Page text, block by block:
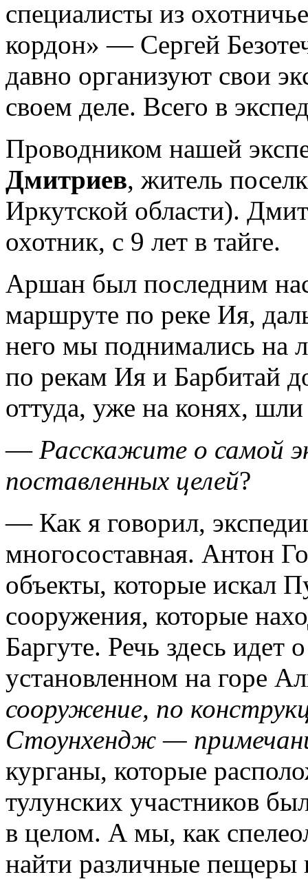
специалисты из
кордон» — Сергей
давно организуют свои
своем деле. Всего в
Проводником нашей
Дмитриев, житель
Иркутской области).
охотник, с 9 лет в тайге.
Аршан был последним
маршруте по реке Ия,
него мы поднимались на
по рекам Ия и Барбитай
оттуда, уже на конях,
— Расскажите о самой
поставленных целей?
— Как я говорил,
многосоставная. Антон
объекты, которые искал
сооружения, которые
Баргуте. Речь здесь идет
установленном на горе
сооружение, по
Стоунхендж —
курганы, которые
тулунских участников
в целом. А мы, как
найти различные пещеры